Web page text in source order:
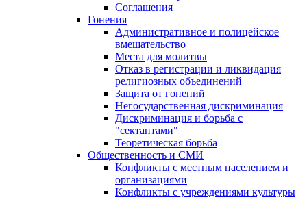
Соглашения
Гонения
Административное и полицейское
вмешательство
Места для молитвы
Отказ в регистрации и ликвидация
религиозных объединений
Защита от гонений
Негосударственная дискриминация
Дискриминация и борьба с
"сектантами"
Теоретическая борьба
Общественность и СМИ
Конфликты с местным населением и
организациями
Конфликты с учреждениями культуры